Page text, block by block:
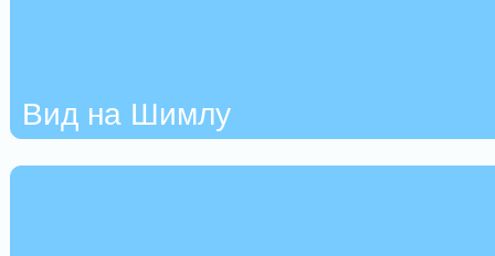
Вид на Шимлу